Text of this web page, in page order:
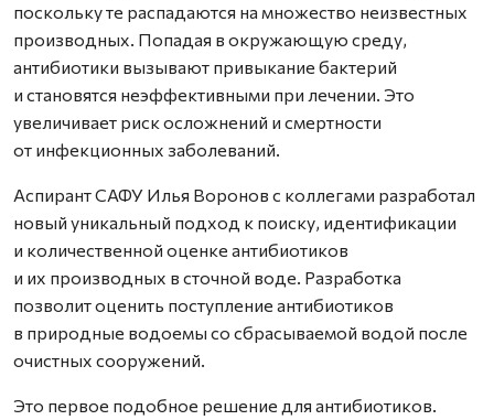
поскольку те распадаются на множество неизвестных
производных. Попадая в окружающую среду,
антибиотики вызывают привыкание бактерий
и становятся неэффективными при лечении. Это
увеличивает риск осложнений и смертности
от инфекционных заболеваний.
Аспирант САФУ Илья Воронов с коллегами разработал
новый уникальный подход к поиску, идентификации
и количественной оценке антибиотиков
и их производных в сточной воде. Разработка
позволит оценить поступление антибиотиков
в природные водоемы со сбрасываемой водой после
очистных сооружений.
Это первое подобное решение для антибиотиков.